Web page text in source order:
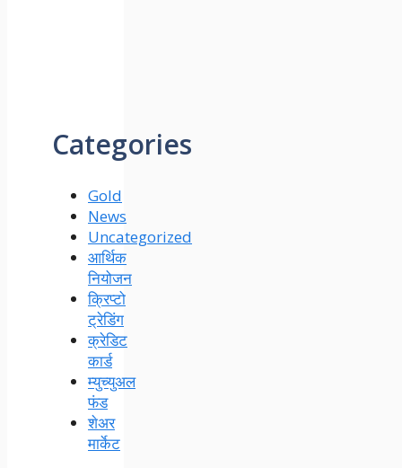
Categories
Gold
News
Uncategorized
आर्थिक
नियोजन
क्रिप्टो
ट्रेडिंग
क्रेडिट
कार्ड
म्युच्युअल
फंड
शेअर
मार्केट